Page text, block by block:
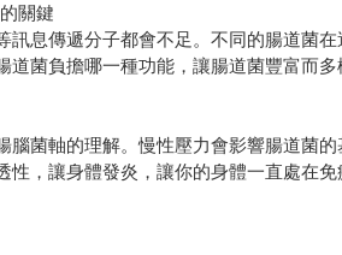
關鍵
息傳遞分子都會不足。不同的腸道菌
菌負擔哪一種功能，讓腸道菌豐富而多
菌軸的理解。慢性壓力會影響腸道菌
，讓身體發炎，讓你的身體一直處在